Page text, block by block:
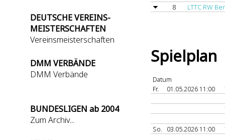
DEUTSCHE VEREINS-
MEISTERSCHAFTEN
Vereinsmeisterschaften
DMM VERBÄNDE
DMM Verbände
BUNDESLIGEN ab 2004
Zum Archiv...
8
LTTC RW
Spielplan
Datum
Fr.
01.05.2026 11:00
So.
03.05.2026 11:00